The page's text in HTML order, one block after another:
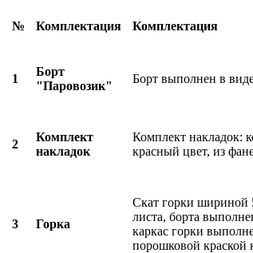
№ Комплектация Комплектация
1
Борт
"Паровозик"
Борт выполнен в
2
Комплект
накладок
Комплект накладок:
красный цвет, из
3 Горка
Скат горки шириной
листа, борта
каркас горки
порошковой краской